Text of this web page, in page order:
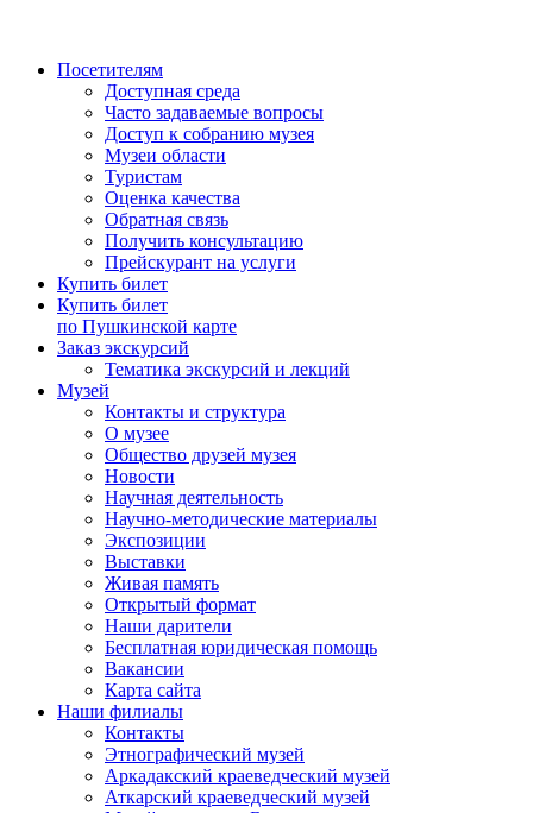
Посетителям
Доступная среда
Часто задаваемые вопросы
Доступ к собранию музея
Музеи области
Туристам
Оценка качества
Обратная связь
Получить консультацию
Прейскурант на услуги
Купить билет
Купить билет
по Пушкинской карте
Заказ экскурсий
Тематика экскурсий и лекций
Музей
Контакты и структура
О музее
Общество друзей музея
Новости
Научная деятельность
Научно-методические материалы
Экспозиции
Выставки
Живая память
Открытый формат
Наши дарители
Бесплатная юридическая помощь
Вакансии
Карта сайта
Наши филиалы
Контакты
Этнографический музей
Аркадакский краеведческий музей
Аткарский краеведческий музей